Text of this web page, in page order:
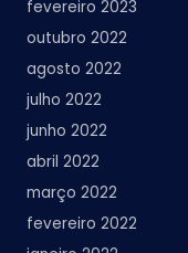
fevereiro 2023
outubro 2022
agosto 2022
julho 2022
junho 2022
abril 2022
março 2022
fevereiro 2022